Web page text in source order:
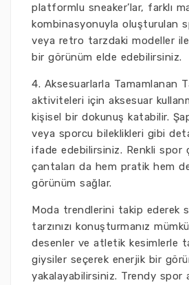
platformlu sneaker’lar, farklı
kombinasyonuyla oluşturulan
veya retro tarzdaki modeller
bir görünüm elde edebilirsiniz.
4. Aksesuarlarla Tamamlanan
aktiviteleri için aksesuar
kişisel bir dokunuş katabilir.
veya sporcu bileklikleri gibi
ifade edebilirsiniz. Renkli spor
çantaları da hem pratik hem
görünüm sağlar.
Moda trendlerini takip ederek
tarzınızı konuşturmanız
desenler ve atletik kesimlerle
giysiler seçerek enerjik bir
yakalayabilirsiniz. Trendy spor